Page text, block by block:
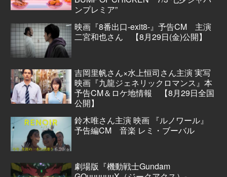
ンプレミア”
映画『8番出口-exit8-』予告CM 主演
二宮和也さん 【8月29日(金)公開】
吉岡里帆さん×水上恒司さん主演 実写
映画『九龍ジェネリックロマンス』本
予告CM＆ロケ地情報 【8月29日全国
公開】
鈴木唯さん主演 映画 『ルノワール』
予告編CM 音楽 レミ・ブーバル
劇場版『機動戦士Gundam